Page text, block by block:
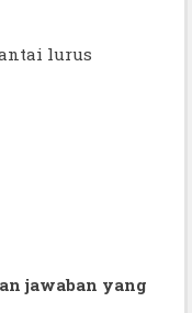
lurus
jawaban yang